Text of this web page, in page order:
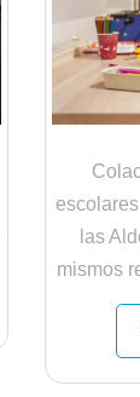
las
mismos